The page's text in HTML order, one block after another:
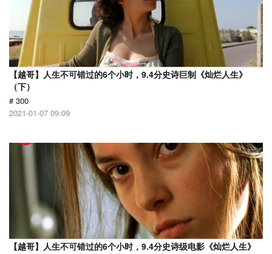
【越哥】人生不可错过的6个小时，9.4分史诗巨制《灿烂人生》
（下）
# 300
2021-01-07 09:09
【越哥】人生不可错过的6个小时，9.4分史诗级电影《灿烂人生》